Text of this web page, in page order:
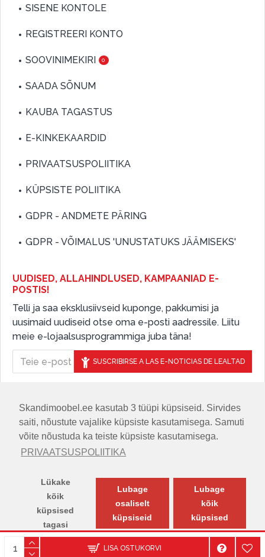
Skandimoobel.ee kasutab 3 tüüpi küpsiseid. Sirvides
saiti, nõustute vajalike küpsiste kasutamisega. Samuti
võite nõustuda ka teiste küpsiste kasutamisega.
PRIVAATSUSPOLIITIKA
Lükake
kõik
küpsised
tagasi
Lubage
osaliselt
küpsiseid
Lubage
kõik
küpsised
LISA OSTUKORVI
SISENE KONTOLE
REGISTREERI KONTO
SOOVINIMEKIRI 0
SAADA SÕNUM
KAUBA TAGASTUS
E-KINKEKAARDID
PRIVAATSUSPOLIITIKA
KÜPSISTE POLIITIKA
GDPR - ANDMETE PÄRING
GDPR - VÕIMALUS 'UNUSTATUKS JÄÄMISEKS'
UUDISED, ALLAHINDLUSED, KAMPAANIAD E-
POSTIS!
Telli ja saa eksklusiivseid kuponge, pakkumisi ja
uusimaid uudiseid otse oma e-posti aadressile. Liitu
meie e-lojaalsusprogrammiga juba täna!
SUSCRIBIRSE A LAS E-NOTICIAS DE LEALTAD
JÄLGIGE MEID SOTSIAALMEEDIAS
© SKANDIMÖÖBEL.EE | Skandinaavia disaini mööblisalong.